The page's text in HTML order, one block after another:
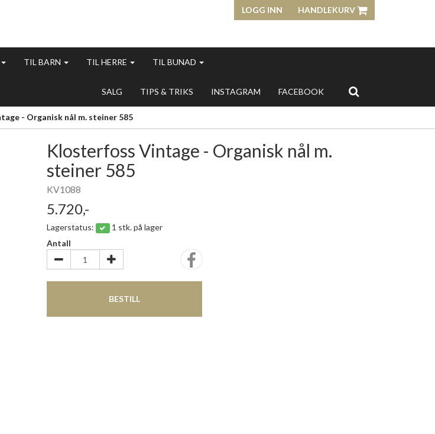
LOGG INN HANDLEKURV
TIL BARN TIL HERRE TIL BUNAD
SALG TIPS & TRIKS INSTAGRAM FACEBOOK
- Organisk nål m. steiner 585
Klosterfoss Vintage - Organisk nål m.
steiner 585
KV1088
5.720,-
Lagerstatus:
1 stk. på lager
Antall
BESTILL